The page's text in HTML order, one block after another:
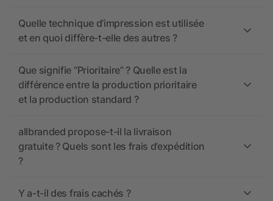
Quelle technique d’impression est utilisée
et en quoi diffère-t-elle des autres ?
Que signifie “Prioritaire” ? Quelle est la
différence entre la production prioritaire
et la production standard ?
allbranded propose-t-il la livraison
gratuite ? Quels sont les frais d’expédition
?
Y a-t-il des frais cachés ?